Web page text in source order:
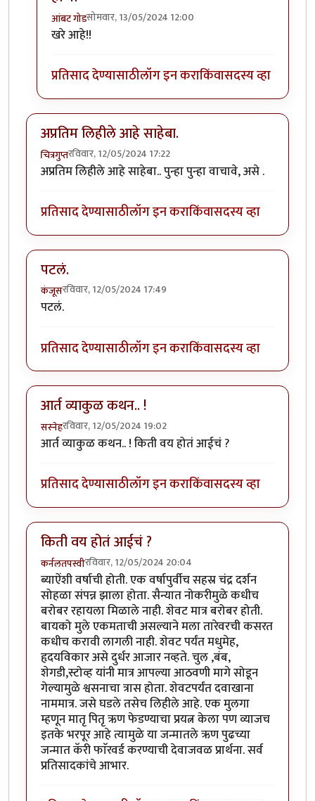
आंबट गोडसोमवार, 13/05/2024 12:00
In reply to
खरे आहे!!
प्रतिसाद देण्यासाठीलॉग इन कराकिंवासदस्य व्हा
अप्रतिम लिहीले आहे साहेबा.
चित्रगुप्तरविवार, 12/05/2024 17:22
अप्रतिम लिहीले आहे साहेबा.. पुन्हा पुन्हा वाचावे, असे .
प्रतिसाद देण्यासाठीलॉग इन कराकिंवासदस्य व्हा
पटलं.
कंजूसरविवार, 12/05/2024 17:49
पटलं.
प्रतिसाद देण्यासाठीलॉग इन कराकिंवासदस्य व्हा
आर्त व्याकुळ कथन.. !
सस्नेहरविवार, 12/05/2024 19:02
आर्त व्याकुळ कथन.. ! किती वय होतं आईचं ?
प्रतिसाद देण्यासाठीलॉग इन कराकिंवासदस्य व्हा
किती वय होतं आईचं ?
कर्नलतपस्वीरविवार, 12/05/2024 20:04
ब्याऐंशी वर्षाची होती. एक वर्षापुर्वीच सहस्र चंद्र दर्शन
सोहळा संपन्न झाला होता. सैन्यात नोकरीमुळे कधीच
बरोबर रहायला मिळाले नाही. शेवट मात्र बरोबर होती.
बायको मुले एकमताची असल्याने मला तारेवरची कसरत
कधीच करावी लागली नाही. शेवट पर्यंत मधुमेह,
हृदयविकार असे दुर्धर आजार नव्हते. चुल ,बंब,
शेगडी,स्टोव्ह यांनी मात्र आपल्या आठवणी मागे सोडून
गेल्यामुळे श्वसनाचा त्रास होता. शेवटपर्यंत दवाखाना
नाममात्र. जसे घडले तसेच लिहीले आहे. एक मुलगा
म्हणून मातृ पितृ ऋण फेडण्याचा प्रयत्न केला पण व्याजच
इतके भरपूर आहे त्यामुळे या जन्मातले ऋण पुढच्या
जन्मात कॅरी फाॅरवर्ड करण्याची देवाजवळ प्रार्थना. सर्व
प्रतिसादकांचे आभार.